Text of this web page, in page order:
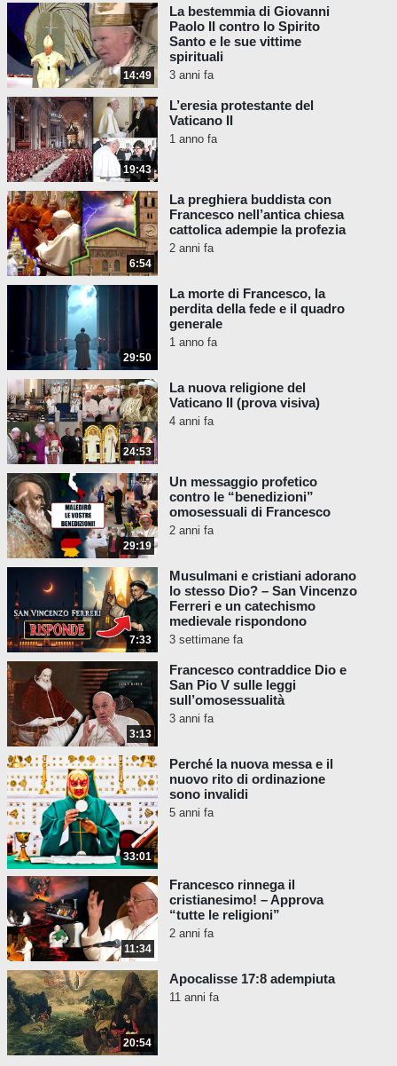
(Il leader emette un fischio in
quattro lunghi colpi).
... Chiedo alla nonna occidentale
di darci accesso al cerchio sacro
degli spiriti, in modo che possano
essere con noi, in modo da
essere uniti e più forti insieme.
Questo è demoniaco! Ed è sicuramente un
atto pubblico di apostasia. Chiunque vi dica
che partecipare attivamente a un simile
rituale pagano (come hanno fatto Francesco
e i suoi falsi cardinali) non è un atto di eresia
o di apostasia, è disonesto o semplicemente
non sa di cosa sta parlando. Come
insegnava San Tommaso, se qualcuno
dovesse adorare la tomba di Maometto,
sarebbe considerato un apostata. Allo stesso
modo, partecipare attivamente a un rituale
pagano che invoca la "nonna occidentale"
per accedere al "sacro cerchio degli spiriti" è
apostasia.
Come si è trattato nel video del presente
Monastero "La nuova religione del Vaticano
II", la partecipazione attiva al culto non
cattolico è sempre proibita dalla Chiesa
Cattolica, perché partecipare attivamente al
culto non cattolico significa manifestare la
propria fede nella religione secondo la quale
si svolge il culto. Quindi, quando i pagani
invocano pubblicamente e attivamente gli
spiriti demoniaci (come è accaduto durante
questo rituale in Canada), prendervi parte
attivamente (come hanno fatto Francesco e i
suoi falsi Cardinali), significa professare la
fede negli spiriti che vengono adorati e nella
religione secondo la quale il culto è stato
condotto.
Papa Pio XI,Mortalium Animos
(n. 10), 6 gennaio 1928:
"Pertanto, Venerabili Fratelli,
facilmente si comprende come
questa Sede Apostolica non
abbia mai permesso ai suoi
fedeli d’intervenire alle riunioni
degli acattolici ...
Papa Pio XI,
(#2), 6 gennaio 1928:
“Perciò sono soliti indire
congressi, riunioni,
conferenze
di pubblico, ai quali sono invitati
14:49
La bestemmia di Giovanni
Paolo II contro lo Spirito
Santo e le sue vittime
spirituali
3 anni fa
19:43
L’eresia protestante del
Vaticano II
1 anno fa
6:54
La preghiera buddista con
Francesco nell’antica chiesa
cattolica adempie la profezia
2 anni fa
29:50
La morte di Francesco, la
perdita della fede e il quadro
generale
1 anno fa
24:53
La nuova religione del
Vaticano II (prova visiva)
4 anni fa
29:19
Un messaggio profetico
contro le “benedizioni”
omosessuali di Francesco
2 anni fa
7:33
Musulmani e cristiani adorano
lo stesso Dio? – San Vincenzo
Ferreri e un catechismo
medievale rispondono
3 settimane fa
3:13
Francesco contraddice Dio e
San Pio V sulle leggi
sull’omosessualità
3 anni fa
33:01
Perché la nuova messa e il
nuovo rito di ordinazione
sono invalidi
5 anni fa
11:34
Francesco rinnega il
cristianesimo! – Approva
“tutte le religioni”
2 anni fa
20:54
Apocalisse 17:8 adempiuta
11 anni fa